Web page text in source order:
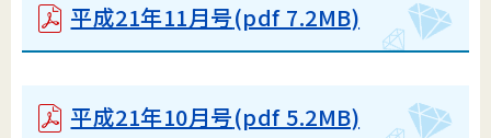
平成21年11月号(pdf 7.2MB)
平成21年10月号(pdf 5.2MB)